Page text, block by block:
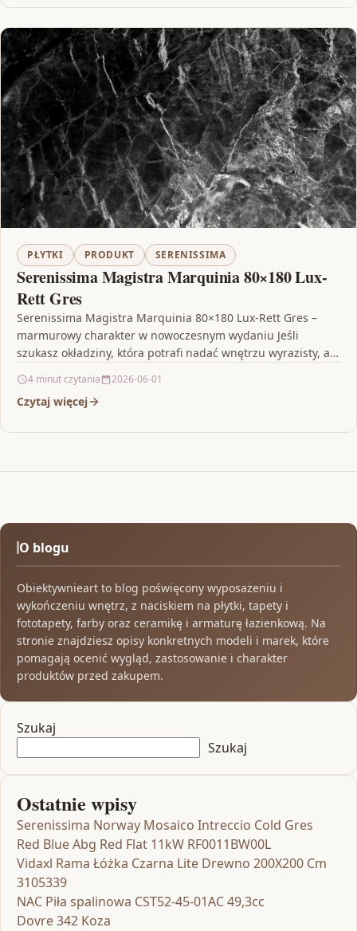
PŁYTKI PRODUKT SERENISSIMA
Serenissima Magistra Marquinia 80×180 Lux-
Rett Gres
Serenissima Magistra Marquinia 80×180 Lux-Rett Gres –
marmurowy charakter w nowoczesnym wydaniu Jeśli
szukasz okładziny, która potrafi nadać wnętrzu wyrazisty, a
4 minut czytania 2026-06-01
Czytaj więcej
O blogu
Obiektywnieart to blog poświęcony wyposażeniu i
wykończeniu wnętrz, z naciskiem na płytki, tapety i
fototapety, farby oraz ceramikę i armaturę łazienkową. Na
stronie znajdziesz opisy konkretnych modeli i marek, które
pomagają ocenić wygląd, zastosowanie i charakter
produktów przed zakupem.
Szukaj
Szukaj
Ostatnie wpisy
Serenissima Norway Mosaico Intreccio Cold Gres
Red Blue Abg Red Flat 11kW RF0011BW00L
Vidaxl Rama Łóżka Czarna Lite Drewno 200X200 Cm
3105339
NAC Piła spalinowa CST52-45-01AC 49,3cc
Dovre 342 Koza